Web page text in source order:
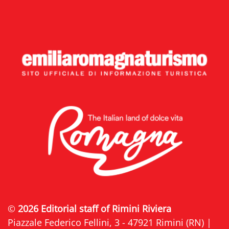
© 2026 Editorial staff of Rimini Riviera
Piazzale Federico Fellini, 3 - 47921 Rimini (RN) |